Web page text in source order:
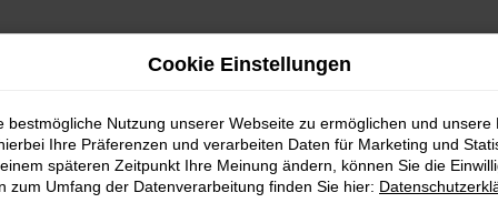
Cookie Einstellungen
bestmögliche Nutzung unserer Webseite zu ermöglichen und unsere
Ihre Präferenzen und verarbeiten Daten für Marketing und
späteren Zeitpunkt Ihre Meinung ändern, können Sie die
zum Umfang der Datenverarbeitung finden Sie hier: